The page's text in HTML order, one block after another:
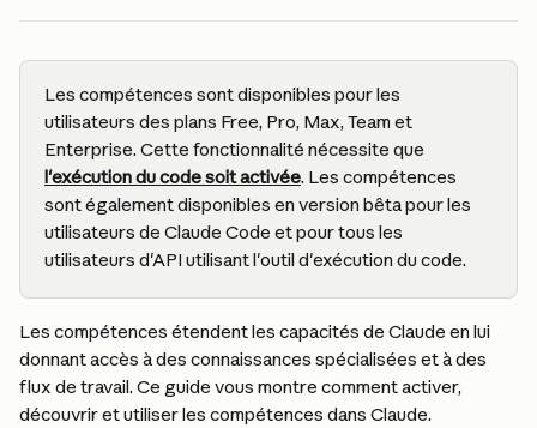
Les compétences sont disponibles pour les
utilisateurs des plans Free, Pro, Max, Team et
Enterprise. Cette fonctionnalité nécessite que
l'exécution du code soit activée. Les compétences
sont également disponibles en version bêta pour les
utilisateurs de Claude Code et pour tous les
utilisateurs d'API utilisant l'outil d'exécution du code.
Les compétences étendent les capacités de Claude en lui
donnant accès à des connaissances spécialisées et à des
flux de travail. Ce guide vous montre comment activer,
découvrir et utiliser les compétences dans Claude.